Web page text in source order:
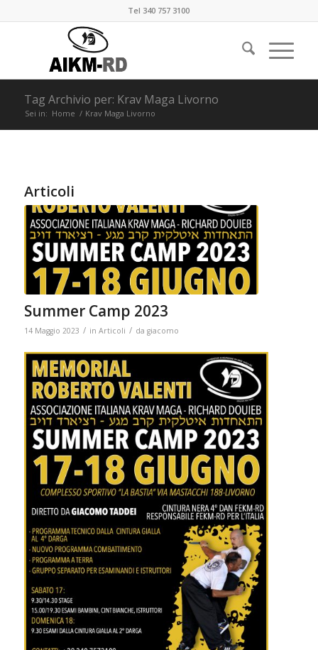
Tel 340 757 3100
Tag Archivio per: Krav Maga Livorno
Sei in: Home / Krav Maga Livorno
Articoli
Summer Camp 2023
14 Maggio 2023 / in Articoli / da giacomo